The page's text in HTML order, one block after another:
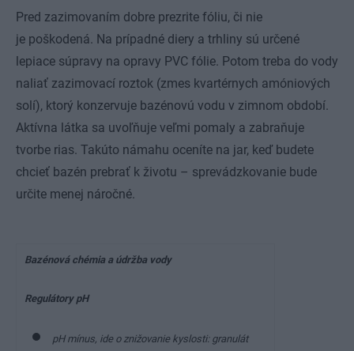
Pred zazimovaním dobre prezrite fóliu, či nie
je poškodená. Na prípadné diery a trhliny sú určené
lepiace súpravy na opravy PVC fólie. Potom treba do vody
naliať zazimovací roztok (zmes kvartérnych amóniových
solí), ktorý konzervuje bazénovú vodu v zimnom období.
Aktívna látka sa uvoľňuje veľmi pomaly a zabraňuje
tvorbe rias. Takúto námahu oceníte na jar, keď budete
chcieť bazén prebrať k životu – sprevádzkovanie bude
určite menej náročné.
Bazénová chémia a údržba vody
Regulátory pH
pH mínus, ide o znižovanie kyslosti: granulát